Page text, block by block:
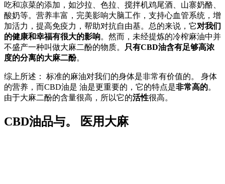
吃和凉菜的添加，如沙拉、色拉、搅拌机鸡尾酒、山寨奶酪、
酸奶等。营养丰富，完美影响大脑工作，支持心血管系统，增
加活力，提高免疫力，帮助对抗自由基。总的来说，它对我们
的健康和幸福有很大的影响。然而，未经提炼的冷榨麻油中并
不盛产一种叫做大麻二酚的物质。 只有CBD油含有足够高浓
度的分离的大麻二酚。
综上所述： 标准的麻油对我们的身体是非常有价值的。 身体
的营养，而CBD油是 油是更重要的，它的特点是非常高的。
由于大麻二酚的含量很高，所以它的活性很高。
CBD油品与。 医用大麻